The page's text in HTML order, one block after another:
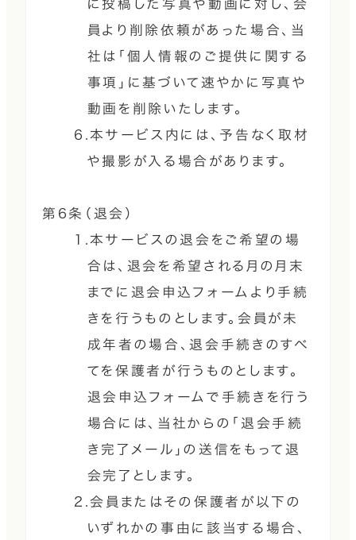
に投稿した写真や動画に対し、会
員より削除依頼があった場合、当
社は「個人情報のご提供に関する
事項」に基づいて速やかに写真や
動画を削除いたします。
6.本サービス内には、予告なく取材
や撮影が入る場合があります。
第6条（退会）
1.本サービスの退会をご希望の場
合は、退会を希望される月の月末
までに退会申込フォームより手続
きを行うものとします。会員が未
成年者の場合、退会手続きのすべ
てを保護者が行うものとします。
退会申込フォームで手続きを行う
場合には、当社からの「退会手続
き完了メール」の送信をもって退
会完了とします。
2.会員またはその保護者が以下の
いずれかの事由に該当する場合、